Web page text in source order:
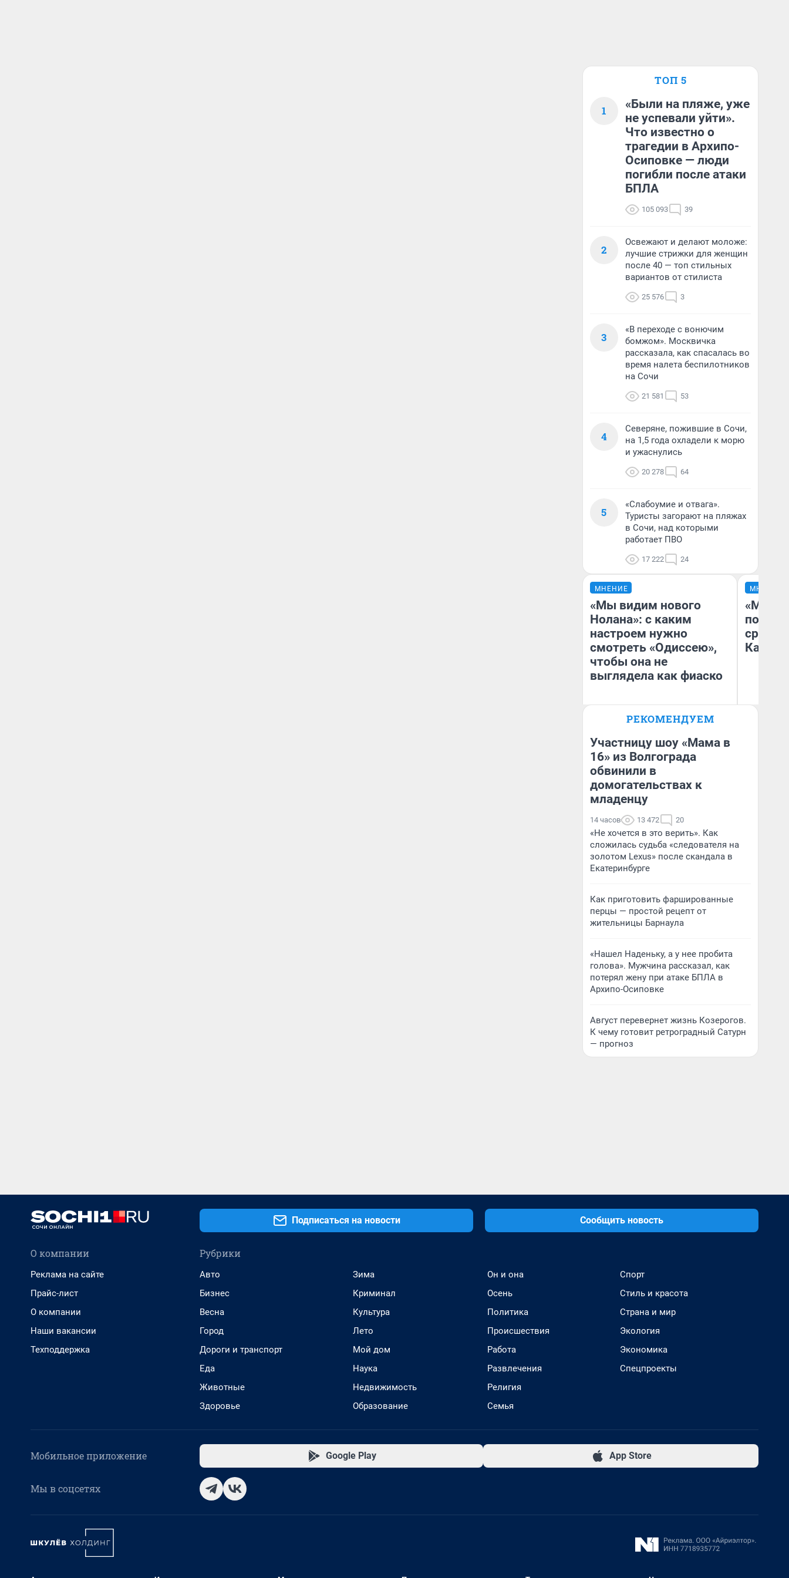
ТОП 5
1
«Были на пляже, уже
не успевали уйти».
Что известно о
трагедии в Архипо-
Осиповке — люди
погибли после атаки
БПЛА
105 093 39
2
Освежают и делают моложе:
лучшие стрижки для женщин
после 40 — топ стильных
вариантов от стилиста
25 576 3
3
«В переходе с вонючим
бомжом». Москвичка
рассказала, как спасалась во
время налета беспилотников
на Сочи
21 581 53
4
Северяне, пожившие в Сочи,
на 1,5 года охладели к морю
и ужаснулись
20 278 64
5
«Слабоумие и отвага».
Туристы загорают на пляжах
в Сочи, над которыми
работает ПВО
17 222 24
МНЕНИЕ
«Мы видим нового
Нолана»: с каким
настроем нужно
смотреть «Одиссею»,
чтобы она не
выглядела как фиаско
Надежда Губарь
МНЕНИЕ
РЕКОМЕНДУЕМ
Участницу шоу «Мама в
16» из Волгограда
обвинили в
домогательствах к
младенцу
14 часов 13 472 20
«Не хочется в это верить». Как
сложилась судьба «следователя на
золотом Lexus» после скандала в
Екатеринбурге
Как приготовить фаршированные
перцы — простой рецепт от
жительницы Барнаула
«Нашел Наденьку, а у нее пробита
голова». Мужчина рассказал, как
потерял жену при атаке БПЛА в
Архипо-Осиповке
Август перевернет жизнь Козерогов.
К чему готовит ретроградный Сатурн
— прогноз
Подписаться на новости Сообщить новость
О компании
Реклама на сайте
Прайс-лист
О компании
Наши вакансии
Техподдержка
Рубрики
Авто
Бизнес
Весна
Город
Дороги и транспорт
Еда
Животные
Здоровье
Зима
Криминал
Культура
Лето
Мой дом
Наука
Недвижимость
Образование
Он и она
Осень
Политика
Происшествия
Работа
Развлечения
Религия
Семья
Спорт
Стиль и красота
Страна и мир
Экология
Экономика
Спецпроекты
Мобильное приложение Google Play App Store
Мы в соцсетях